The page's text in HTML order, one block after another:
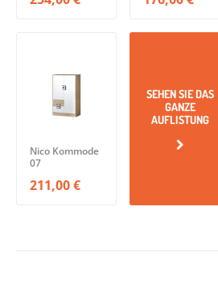
Nico Kommode
07
211,00 €
SEHEN SIE DAS
GANZE
AUFLISTUNG